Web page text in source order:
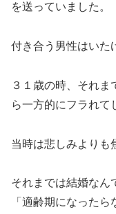
を送っていました。
付き合う男性はいた
３１歳の時、それ
ら一方的にフラれて
当時は悲しみよりも
それまでは結婚なん
「適齢期になった